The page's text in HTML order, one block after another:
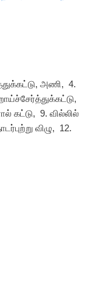
அணி, 4.
கட்டு, 9. வில்லில்
விழு, 12.